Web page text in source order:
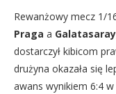
Rewanżowy mecz 1/
Praga a Galatasaray
dostarczył kibicom
drużyna okazała się
awans wynikiem 6:4